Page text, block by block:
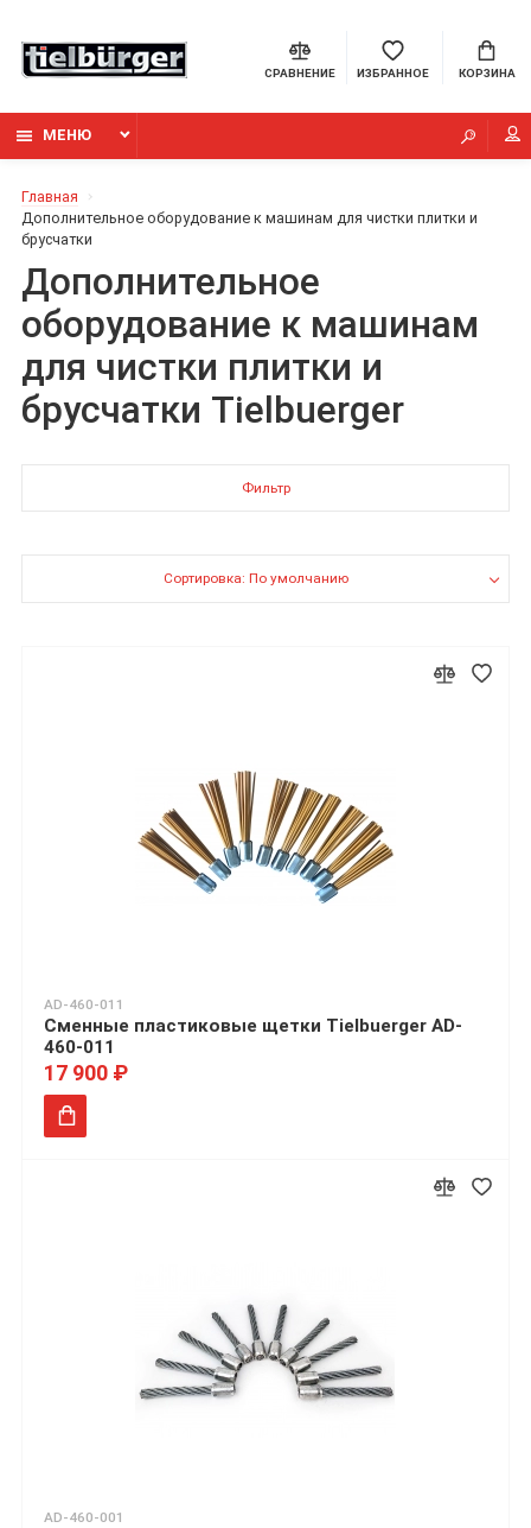
СРАВНЕНИЕ ИЗБРАННОЕ КОРЗИНА
МЕНЮ
Главная
Дополнительное оборудование к машинам для чистки плитки и
брусчатки
Дополнительное
оборудование к машинам
для чистки плитки и
брусчатки Tielbuerger
Фильтр
Сортировка: По умолчанию
AD-460-011
Сменные пластиковые щетки Tielbuerger AD-
460-011
17 900 ₽
AD-460-001